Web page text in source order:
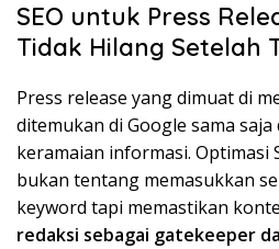
SEO untuk Press
Tidak Hilang Setelah
Press release yang dimuat di
ditemukan di Google sama
keramaian informasi. Optimasi
bukan tentang memasukkan
keyword tapi memastikan
redaksi sebagai gatekeeper